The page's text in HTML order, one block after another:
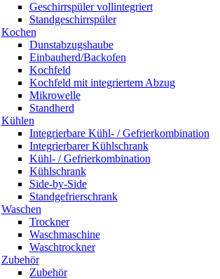
Geschirrspüler vollintegriert
Standgeschirrspüler
Kochen
Dunstabzugshaube
Einbauherd/Backofen
Kochfeld
Kochfeld mit integriertem Abzug
Mikrowelle
Standherd
Kühlen
Integrierbare Kühl- / Gefrierkombination
Integrierbarer Kühlschrank
Kühl- / Gefrierkombination
Kühlschrank
Side-by-Side
Standgefrierschrank
Waschen
Trockner
Waschmaschine
Waschtrockner
Zubehör
Zubehör